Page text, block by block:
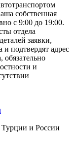
собственная
с 9:00 до 19:00.
отдела
заявки,
подтвердят адрес
обязательно
и
и России